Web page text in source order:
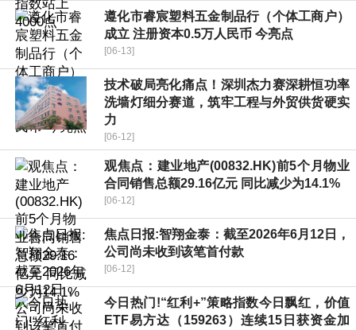
遵化市睿宸塑料五金制品行（个体工商户）
成立 注册资本0.5万人民币 今亮点
[06-13]
技术破局亮化痛点！深圳杰力赛深耕恒功率
洗墙灯细分赛道，筑牢工程与外贸供货硬实
力
[06-12]
观焦点：建业地产(00832.HK)前5个月物业
合同销售总额29.16亿元 同比减少为14.1%
[06-12]
焦点日报:智翔金泰：截至2026年6月12日，
公司尚未收到该笔首付款
[06-12]
今日热门!“红利+”策略指数今日飘红，价值
ETF易方达（159263）连续15日获资金加